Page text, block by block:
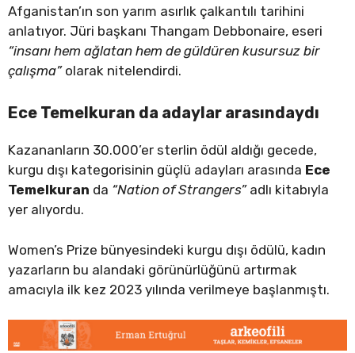
Afganistan’ın son yarım asırlık çalkantılı tarihini
anlatıyor. Jüri başkanı Thangam Debbonaire, eseri
“insanı hem ağlatan hem de güldüren kusursuz bir
çalışma”olarak nitelendirdi.
Ece Temelkuran da adaylar arasındaydı
Kazananların 30.000’er sterlin ödül aldığı gecede,
kurgu dışı kategorisinin güçlü adayları arasında Ece
Temelkuran da “Nation of Strangers”adlı kitabıyla
yer alıyordu.
Women’s Prize bünyesindeki kurgu dışı ödülü, kadın
yazarların bu alandaki görünürlüğünü artırmak
amacıyla ilk kez 2023 yılında verilmeye başlanmıştı.